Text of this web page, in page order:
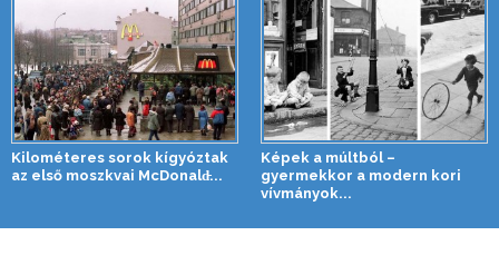
Kilométeres sorok kígyóztak
az első moszkvai McDonald̵...
Képek a múltból –
gyermekkor a modern kori
vívmányok...